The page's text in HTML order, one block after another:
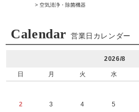
> 空気清浄・除菌機器
Calendar 営業日カレンダー
2026/8
日 月 火 水
2 3 4 5